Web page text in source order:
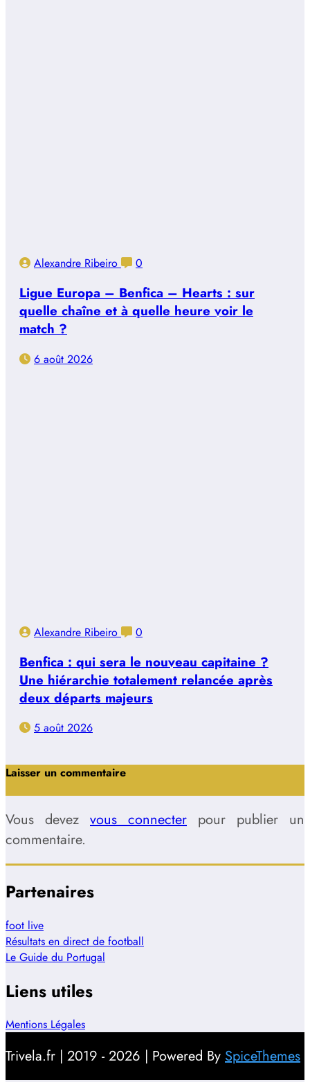
Alexandre Ribeiro 0
Ligue Europa – Benfica – Hearts : sur
quelle chaîne et à quelle heure voir le
match ?
6 août 2026
Alexandre Ribeiro 0
Benfica : qui sera le nouveau capitaine ?
Une hiérarchie totalement relancée après
deux départs majeurs
5 août 2026
Laisser un commentaire
Vous devez vous connecter pour publier un
commentaire.
Partenaires
foot live
Résultats en direct de football
Le Guide du Portugal
Liens utiles
Mentions Légales
Trivela.fr | 2019 - 2026 | Powered By SpiceThemes